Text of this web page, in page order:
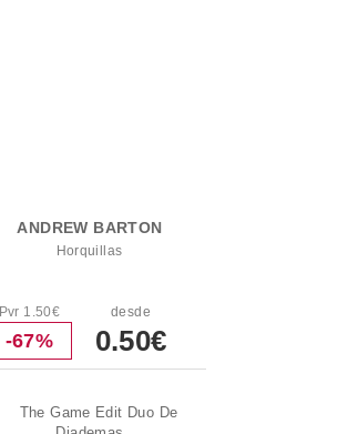
ANDREW BARTON
Horquillas
Pvr 1.50€
-67%
desde
0.50€